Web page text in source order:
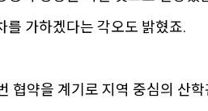
를 가하겠다는 각오도 밝혔죠.
협약을 계기로 지역 중심의 산